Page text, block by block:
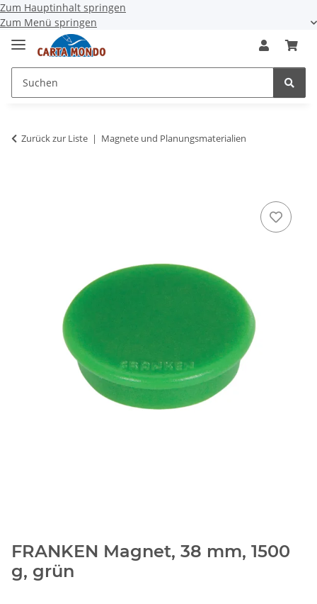
Zum Hauptinhalt springen
Zum Menü springen
Zurück zur Liste Magnete und Planungsmaterialien
FRANKEN Magnet, 38 mm, 1500
g, grün